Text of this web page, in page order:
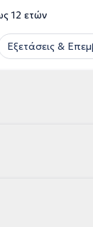
12 ετών
Εξετάσεις &